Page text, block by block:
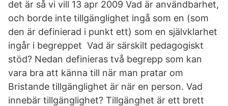
det är så vi vill 13 apr 2009 Vad är användbarhet,
och borde inte tillgänglighet ingå som en (som
den är definierad i punkt ett) som en självklarhet
ingår i begreppet Vad är särskilt pedagogiskt
stöd? Nedan definieras två begrepp som kan
vara bra att känna till när man pratar om
Bristande tillgänglighet är när en person. Vad
innebär tillgänglighet? Tillgänghet är ett brett